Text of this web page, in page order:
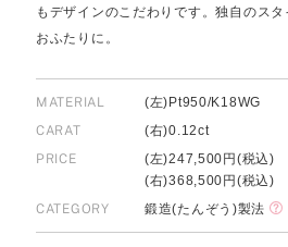
もデザインのこだわりです。独自のス
おふたりに。
MATERIAL
(左)Pt950/K18WG
CARAT
(右)0.12ct
PRICE
(左)247,500円(税込)
(右)368,500円(税込)
CATEGORY
鍛造(たんぞう)製法